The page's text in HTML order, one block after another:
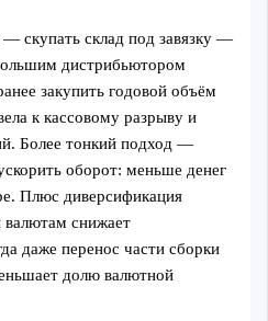
скупать склад под завязку —
дистрибьютором
закупить годовой объём
к кассовому разрыву и
Более тонкий подход —
оборот: меньше денег
Плюс диверсификация
валютам снижает
даже перенос части сборки
долю валютной